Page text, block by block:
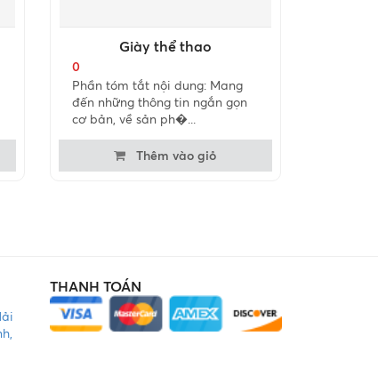
Giày thể thao
0
Phần tóm tắt nội dung: Mang
đến những thông tin ngắn gọn
cơ bản, về sản ph�...
Thêm vào giỏ
THANH TOÁN